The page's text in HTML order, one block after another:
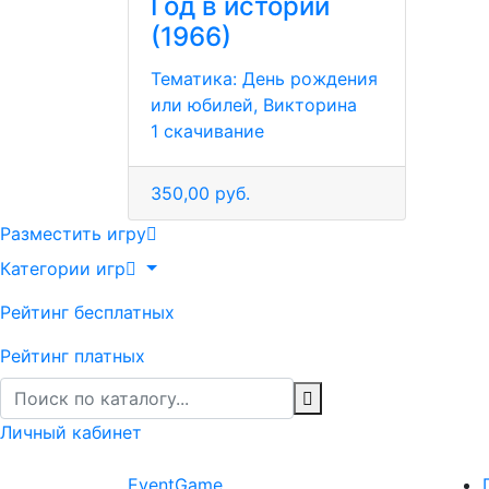
(1966)
Тематика: День рождения
или юбилей, Викторина
1 скачивание
350,00 руб.
Разместить игру
Категории игр
Рейтинг бесплатных
Рейтинг платных
Личный кабинет
EventGame